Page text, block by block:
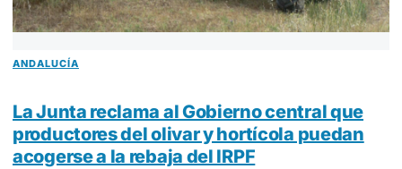
ANDALUCÍA
La Junta reclama al Gobierno central que
productores del olivar y hortícola puedan
acogerse a la rebaja del IRPF